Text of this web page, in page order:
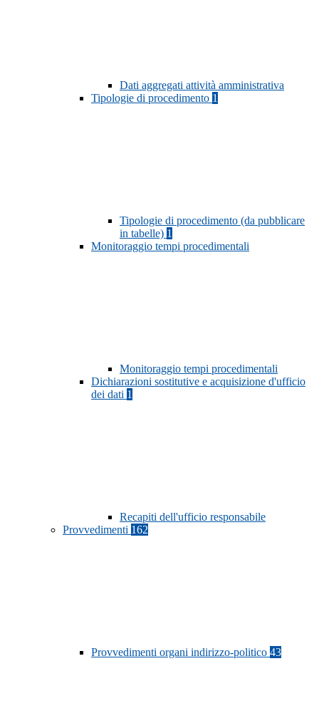
Dati aggregati attività amministrativa
Tipologie di procedimento 1
Tipologie di procedimento (da pubblicare
in tabelle) 1
Monitoraggio tempi procedimentali
Monitoraggio tempi procedimentali
Dichiarazioni sostitutive e acquisizione d'ufficio
dei dati 1
Recapiti dell'ufficio responsabile
Provvedimenti 162
Provvedimenti organi indirizzo-politico 43